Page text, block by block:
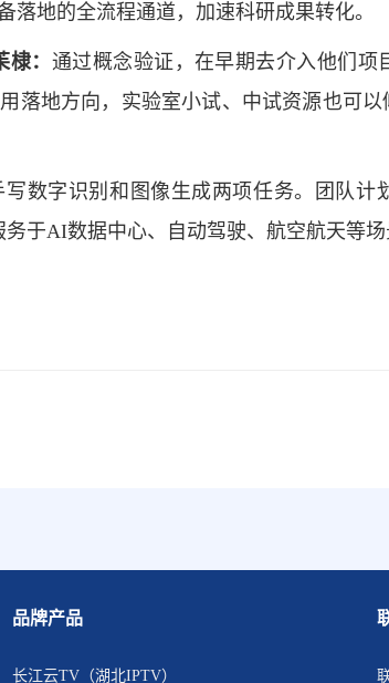
地的全流程通道，加速科研成果转化。
： 通过概念验证，在早期去介入他们项
落地方向，实验室小试、中试资源也可
数字识别和图像生成两项任务。团队计
于AI数据中心、自动驾驶、航空航天等场
品牌产品
长江云TV（湖北IPTV）